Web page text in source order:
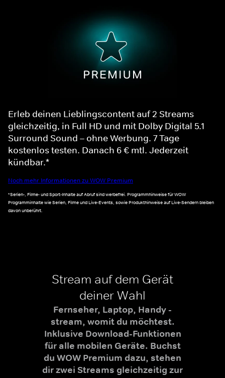
Erleb deinen Lieblingscontent auf 2 Streams
gleichzeitig, in Full HD und mit Dolby Digital 5.1
Surround Sound – ohne Werbung. 7 Tage
kostenlos testen. Danach 6 € mtl. Jederzeit
kündbar.*
Noch mehr Informationen zu WOW Premium
*Serien-, Filme- und Sport-Inhalte auf Abruf sind werbefrei. Programmhinweise für WOW
Programminhalte wie Serien, Filme und Live-Events, sowie Produkthinweise auf Live-Sendern bleiben
davon unberührt.
Stream auf dem Gerät
deiner Wahl
Fernseher, Laptop, Handy -
stream, womit du möchtest.
Inklusive Download-Funktionen
für alle mobilen Geräte. Buchst
du WOW Premium dazu, stehen
dir zwei Streams gleichzeitig zur